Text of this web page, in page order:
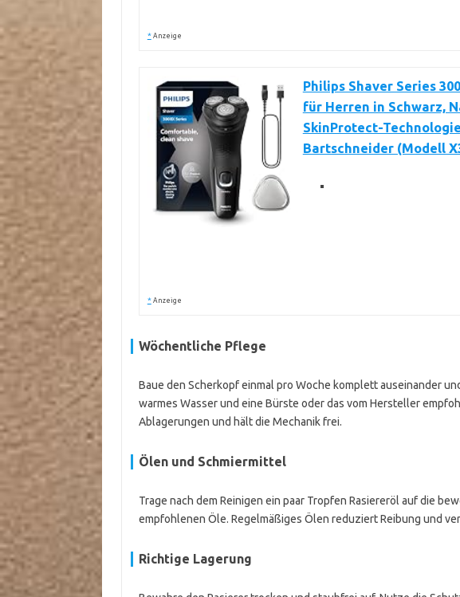
* Anzeige
Philips Shaver Series
für Herren in Schwarz,
SkinProtect-
Bartschneider (Modell
* Anzeige
Wöchentliche Pflege
Baue den Scherkopf einmal pro Woche komplett auseinander
warmes Wasser und eine Bürste oder das vom Hersteller
Ablagerungen und hält die Mechanik frei.
Ölen und Schmiermittel
Trage nach dem Reinigen ein paar Tropfen Rasiereröl auf die
empfohlenen Öle. Regelmäßiges Ölen reduziert Reibung und
Richtige Lagerung